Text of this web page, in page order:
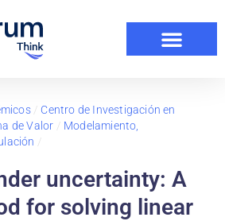
/ Centro de Investigación en
de Valor / Modelamiento,
/
uncertainty: A
for solving linear